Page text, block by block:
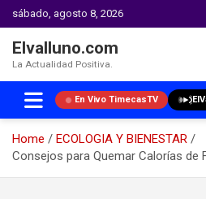
sábado, agosto 8, 2026
Elvalluno.com
La Actualidad Positiva.
En Vivo TimecasTV
Home
ECOLOGIA Y BIENESTAR
Consejos para Quemar Calorías de